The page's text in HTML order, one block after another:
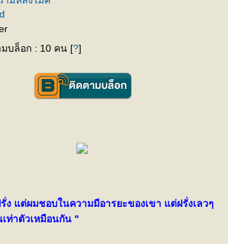
บล็อก : 10 คน [?]
ง แต่ผมชอบในความมีอารยะของเขา แต่ฝรั่งเลวๆ
เท่าตัวเหมือนกัน "